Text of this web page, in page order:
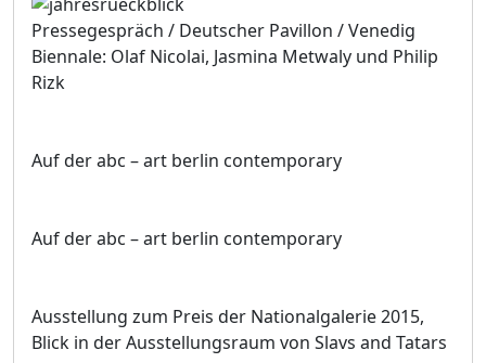
Pressegespräch / Deutscher Pavillon / Venedig
Biennale: Olaf Nicolai, Jasmina Metwaly und Philip
Rizk
Auf der abc – art berlin contemporary
Auf der abc – art berlin contemporary
Ausstellung zum Preis der Nationalgalerie 2015,
Blick in der Ausstellungsraum von Slavs and Tatars